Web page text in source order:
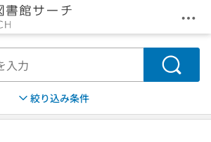
メ
検索
絞り込み条件